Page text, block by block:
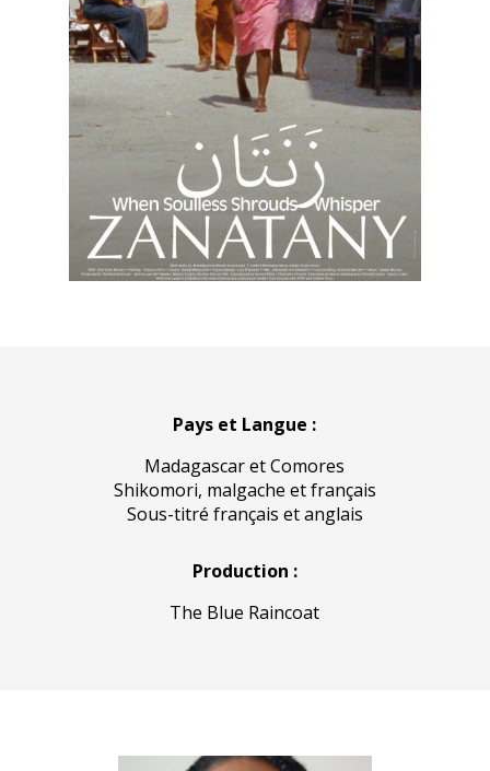
Pays et Langue :
Madagascar et Comores
Shikomori, malgache et français
Sous-titré français et anglais
Production :
The Blue Raincoat